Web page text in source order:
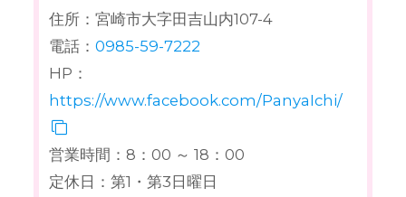
住所：宮崎市大字田吉山内107-4
電話：0985-59-7222
HP：
https://www.facebook.com/PanyaIchi/
営業時間：8：00 ～ 18：00
定休日：第1・第3日曜日